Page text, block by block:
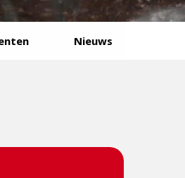
Nieuws